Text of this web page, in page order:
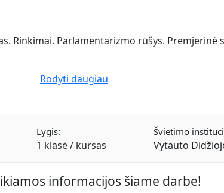
Rinkimai. Parlamentarizmo rūšys. Premjerinė
Rodyti daugiau
Lygis:
1 klasė / kursas
Švietimo
Vytauto
informacijos šiame darbe!